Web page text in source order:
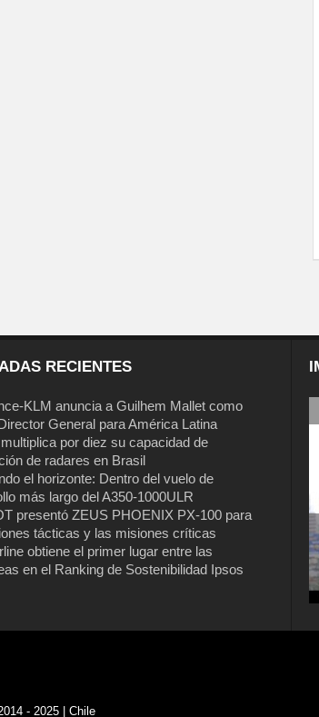
RECIENTES
KLM anuncia a Guilhem Mallet como
General para América Latina
por diez su capacidad de
de radares en Brasil
el horizonte: Dentro del vuelo de
más largo del A350-1000ULR
presentó ZEUS PHOENIX PX-100 para
tácticas y las misiones críticas
obtiene el primer lugar entre las
en el Ranking de Sostenibilidad Ipsos
- 2025 | Chile